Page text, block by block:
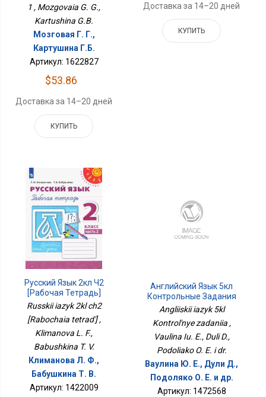
1 , Mozgovaia G. G.,
Kartushina G.B.
Мозговая Г. Г.,
Картушина Г.Б.
Артикул: 1622827
$53.86
Доставка за 14–20 дней
КУПИТЬ
Доставка за 14–20 дней
КУПИТЬ
Русский Язык 2кл Ч2
[Рабочая Тетрадь]
Russkii iazyk 2kl ch2
[Rabochaia tetrad'] ,
Klimanova L. F.,
Babushkina T. V.
Климанова Л. Ф.,
Бабушкина Т. В.
Артикул: 1422009
Английский Язык 5кл
Контрольные Задания
Angliiskii iazyk 5kl
Kontrol'nye zadaniia ,
Vaulina Iu. E., Duli D.,
Podoliako O. E. i dr.
Ваулина Ю. Е., Дули Д.,
Подоляко О. Е. и др.
Артикул: 1472568